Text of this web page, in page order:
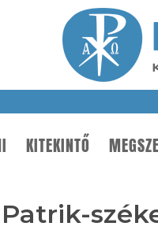
KITEKINTŐ